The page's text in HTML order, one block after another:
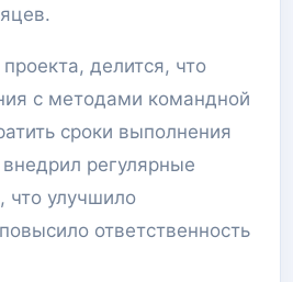
делится, что
с методами командной
сроки выполнения
регулярные
что улучшило
ответственность